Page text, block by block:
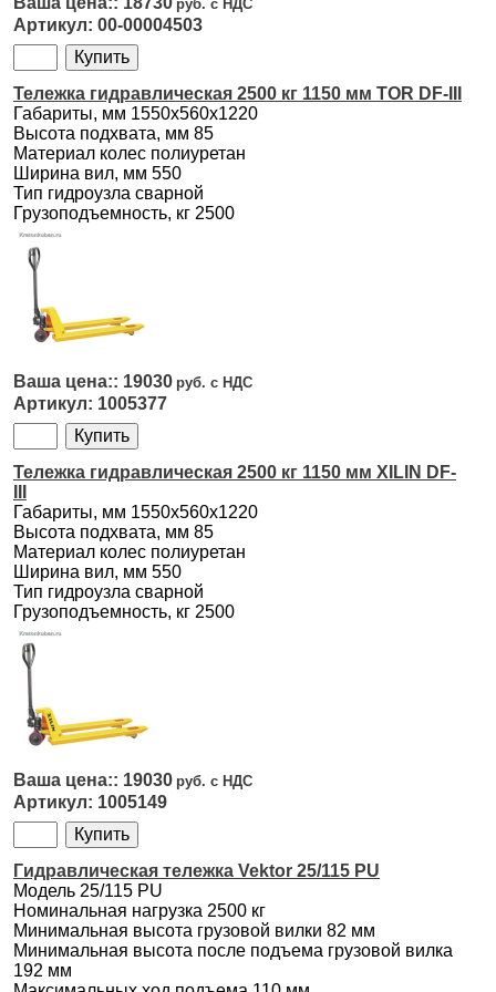
00-00004503
Тележка гидравлическая 2500 кг 1150 мм TOR DF-III
Габариты, мм 1550х560х1220
Высота подхвата, мм 85
Материал колес полиуретан
Ширина вил, мм 550
Тип гидроузла сварной
Грузоподъемность, кг 2500
19030
1005377
Тележка гидравлическая 2500 кг 1150 мм XILIN DF-
Габариты, мм 1550х560х1220
Высота подхвата, мм 85
Материал колес полиуретан
Ширина вил, мм 550
Тип гидроузла сварной
Грузоподъемность, кг 2500
19030
1005149
Гидрaвлическая тележка Vektor 25/115 PU
Модель 25/115 PU
Номинальная нагрузка 2500 кг
Минимальная высота грузовой вилки 82 мм
Минимальная высота после подъема грузовой вилка
192 мм